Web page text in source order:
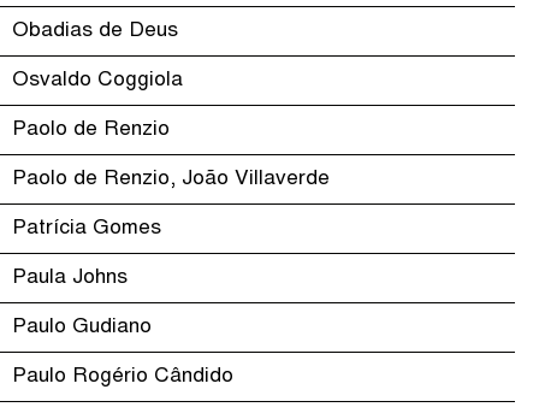
Obadias de Deus
Osvaldo Coggiola
Paolo de Renzio
Paolo de Renzio, João Villaverde
Patrícia Gomes
Paula Johns
Paulo Gudiano
Paulo Rogério Cândido